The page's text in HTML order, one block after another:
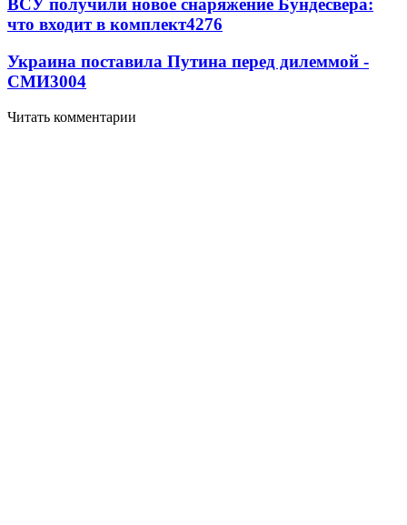
ВСУ получили новое снаряжение Бундесвера:
что входит в комплект4276
Украина поставила Путина перед дилеммой -
СМИ3004
Читать комментарии